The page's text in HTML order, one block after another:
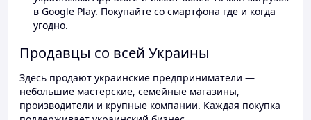
в Google Play. Покупайте со смартфона где и когда
угодно.
Продавцы со всей Украины
Здесь продают украинские предприниматели —
небольшие мастерские, семейные магазины,
производители и крупные компании. Каждая покупка